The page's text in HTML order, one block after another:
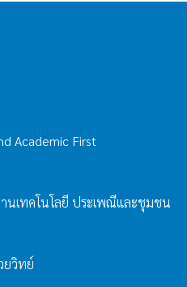
Academic First
นเทคโนโลยี ประเพณีและชุมชน
ยวิทย์